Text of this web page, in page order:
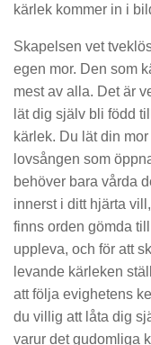
kärlek kommer in i
Skapelsen vet
egen mor. Den som
mest av alla. Det är
lät dig själv bli född
kärlek. Du lät din
lovsången som
behöver bara vårda
innerst i ditt hjärta
finns orden gömda
uppleva, och för att
levande kärleken
att följa evighetens
du villig att låta dig
varur det gudomliga